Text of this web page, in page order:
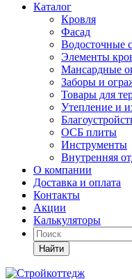
Каталог
Кровля
Фасад
Водосточные
Элементы
Мансардные
Заборы и
Товары для
Утепление и
ОСБ плиты
Инструменты
Внутренняя
О компании
Доставка и оплата
Контакты
Акции
Калькуляторы
Найти